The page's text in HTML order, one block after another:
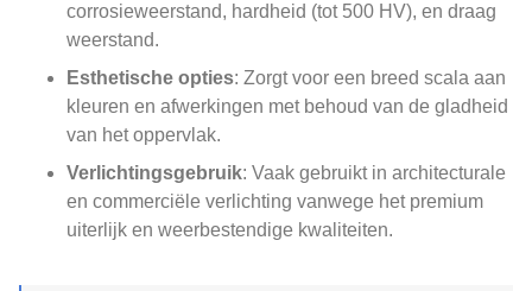
corrosieweerstand, hardheid (tot 500 HV), en draag
weerstand.
Esthetische opties: Zorgt voor een breed scala aan
kleuren en afwerkingen met behoud van de gladheid
van het oppervlak.
Verlichtingsgebruik: Vaak gebruikt in architecturale
en commerciële verlichting vanwege het premium
uiterlijk en weerbestendige kwaliteiten.